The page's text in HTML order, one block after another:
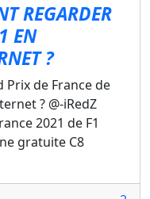
REGARDER
EN
?
Prix de France de
? @-iRedZ
2021 de F1
gratuite C8